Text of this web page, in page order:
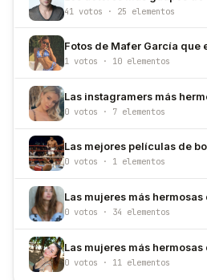
41 votos · 25 elementos
Fotos de Mafer García que
1 votos · 10 elementos
Las instagramers más
0 votos · 7 elementos
Las mejores películas de
0 votos · 1 elementos
Las mujeres más hermosas
0 votos · 34 elementos
Las mujeres más
0 votos · 11 elementos